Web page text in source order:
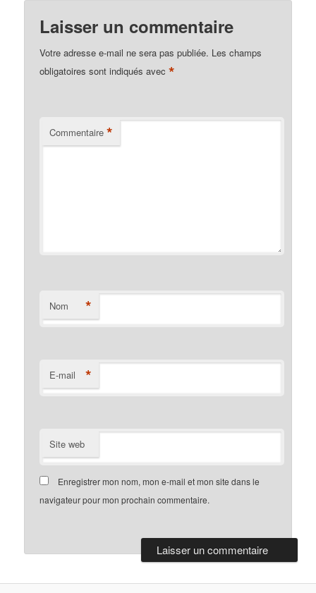
Laisser un commentaire
Votre adresse e-mail ne sera pas publiée. Les champs
obligatoires sont indiqués avec*
Commentaire *
Nom *
E-mail *
Site web
Enregistrer mon nom, mon e-mail et mon site dans le
navigateur pour mon prochain commentaire.